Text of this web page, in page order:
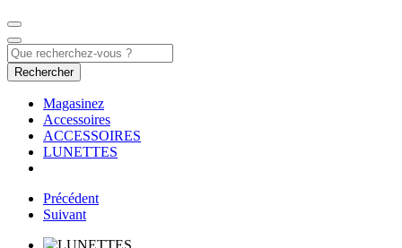
Rechercher
Magasinez
Accessoires
ACCESSOIRES
LUNETTES
Précédent
Suivant